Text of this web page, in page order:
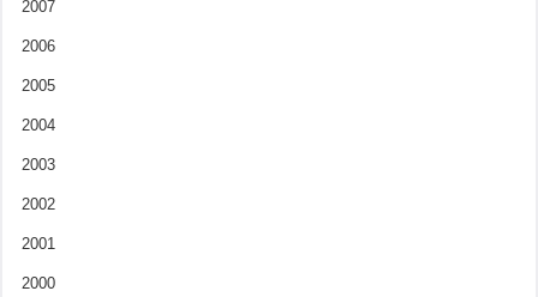
2007
2006
2005
2004
2003
2002
2001
2000